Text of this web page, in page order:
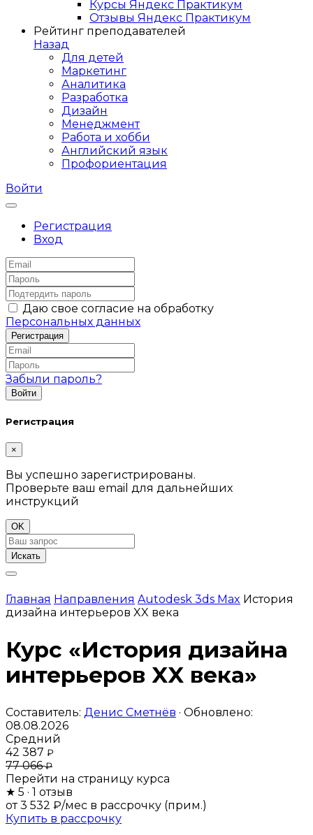
Курсы Яндекс Практикум
Отзывы Яндекс Практикум
Рейтинг преподавателей
Назад
Для детей
Маркетинг
Аналитика
Разработка
Дизайн
Менеджмент
Работа и хобби
Английский язык
Профориентация
Войти
Регистрация
Вход
Даю свое согласие на обработку
Персональных данных
Забыли пароль?
Регистрация
×
Вы успешно зарегистрированы.
Проверьте ваш email для дальнейших
инструкций
OK
Искать
Главная Направления Autodesk 3ds Max История
дизайна интерьеров XX века
Курс «История дизайна
интерьеров XX века»
Составитель: Денис Сметнёв · Обновлено:
08.08.2026
Средний
42 387 ₽
77 066₽
Перейти на страницу курса
★ 5 · 1 отзыв
от 3 532 ₽/мес в рассрочку (прим.)
Купить в рассрочку